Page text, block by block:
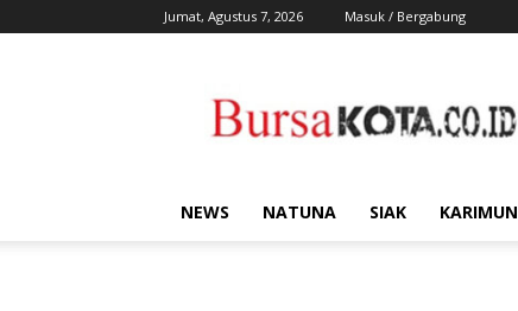
Jumat, Agustus 7, 2026 Masuk / Bergabung
Kota
NEWS NATUNA SIAK KARIMUN